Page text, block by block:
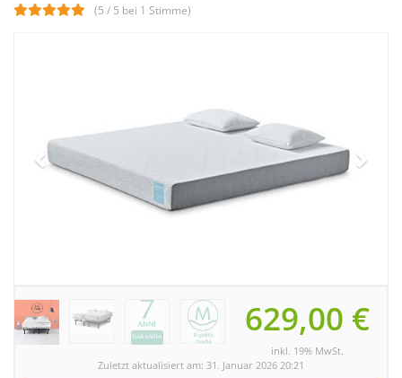
(5 / 5 bei 1 Stimme)
629,00 €
inkl. 19% MwSt.
Zuletzt aktualisiert am: 31. Januar 2026 20:21